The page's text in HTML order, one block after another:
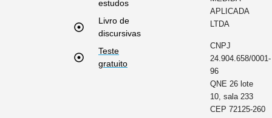
estudos
Livro de
discursivas
Teste
gratuito
APLICADA
LTDA
CNPJ
24.904.658/0001-
96
QNE 26 lote
10, sala 233
CEP 72125-260